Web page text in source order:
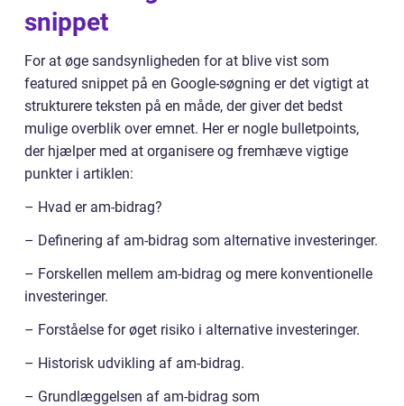
snippet
For at øge sandsynligheden for at blive vist som
featured snippet på en Google-søgning er det vigtigt at
strukturere teksten på en måde, der giver det bedst
mulige overblik over emnet. Her er nogle bulletpoints,
der hjælper med at organisere og fremhæve vigtige
punkter i artiklen:
– Hvad er am-bidrag?
– Definering af am-bidrag som alternative investeringer.
– Forskellen mellem am-bidrag og mere konventionelle
investeringer.
– Forståelse for øget risiko i alternative investeringer.
– Historisk udvikling af am-bidrag.
– Grundlæggelsen af am-bidrag som